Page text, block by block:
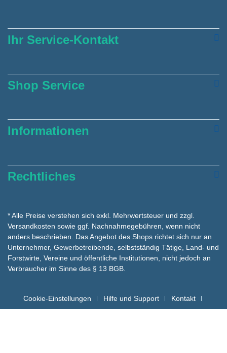
Ihr Service-Kontakt
Shop Service
Informationen
Rechtliches
* Alle Preise verstehen sich exkl. Mehrwertsteuer und zzgl.
Versandkosten sowie ggf. Nachnahmegebühren, wenn nicht
anders beschrieben. Das Angebot des Shops richtet sich nur an
Unternehmer, Gewerbetreibende, selbstständig Tätige, Land- und
Forstwirte, Vereine und öffentliche Institutionen, nicht jedoch an
Verbraucher im Sinne des § 13 BGB.
Cookie-Einstellungen Hilfe und Support Kontakt